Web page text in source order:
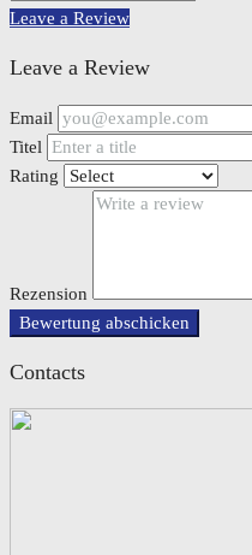
Leave a Review
Leave a Review
Email
Titel
Rating
Rezension
Bewertung abschicken
Contacts